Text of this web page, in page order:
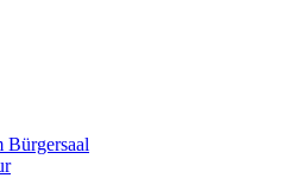
Bürgersaal